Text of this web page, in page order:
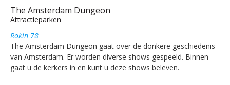
The Amsterdam Dungeon
Attractieparken
Rokin 78
The Amsterdam Dungeon gaat over de donkere geschiedenis
van Amsterdam. Er worden diverse shows gespeeld. Binnen
gaat u de kerkers in en kunt u deze shows beleven.